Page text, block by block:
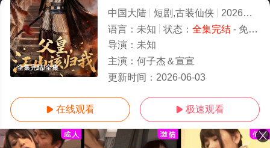
全集完结/全集
中国大陆 短剧,古装仙侠 2026
8.0
语言： 未知 状态： 全集完结- 免费在线观看
导演： 未知
主演： 何子杰＆宣宣
更新时间： 2026-06-03
 在线观看  极速观看